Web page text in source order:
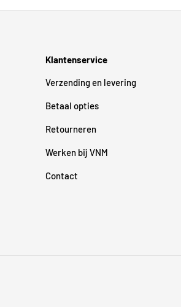
Klantenservice
Verzending en levering
Betaal opties
Retourneren
Werken bij VNM
Contact